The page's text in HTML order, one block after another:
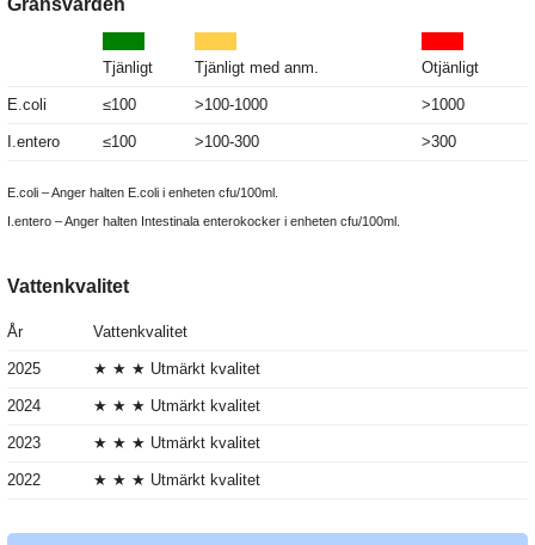
Gränsvärden
Tjänligt Tjänligt med anm. Otjänligt
E.coli ≤100 >100-1000 >1000
I.entero ≤100 >100-300 >300
E.coli – Anger halten E.coli i enheten cfu/100ml.
I.entero – Anger halten Intestinala enterokocker i enheten cfu/100ml.
Vattenkvalitet
År Vattenkvalitet
2025 ★ ★ ★ Utmärkt kvalitet
2024 ★ ★ ★ Utmärkt kvalitet
2023 ★ ★ ★ Utmärkt kvalitet
2022 ★ ★ ★ Utmärkt kvalitet